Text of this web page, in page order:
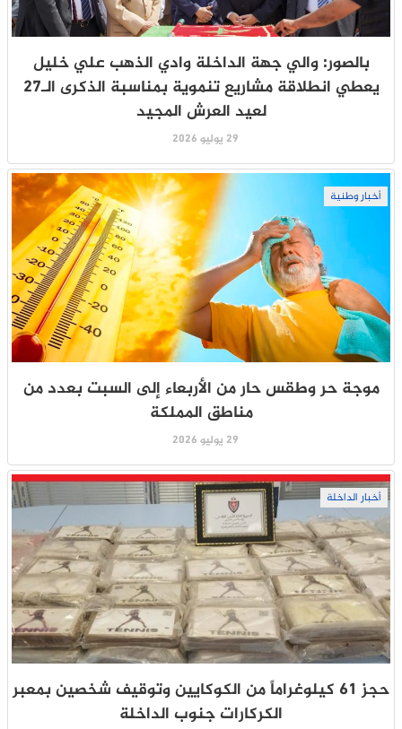
بالصور: والي جهة الداخلة وادي الذهب علي خليل
يعطي انطلاقة مشاريع تنموية بمناسبة الذكرى الـ27
لعيد العرش المجيد
29 يوليو 2026
أخبار وطنية
موجة حر وطقس حار من الأربعاء إلى السبت بعدد من
مناطق المملكة
29 يوليو 2026
أخبار الداخلة
حجز 61 كيلوغراماً من الكوكايين وتوقيف شخصين بمعبر
الكركارات جنوب الداخلة